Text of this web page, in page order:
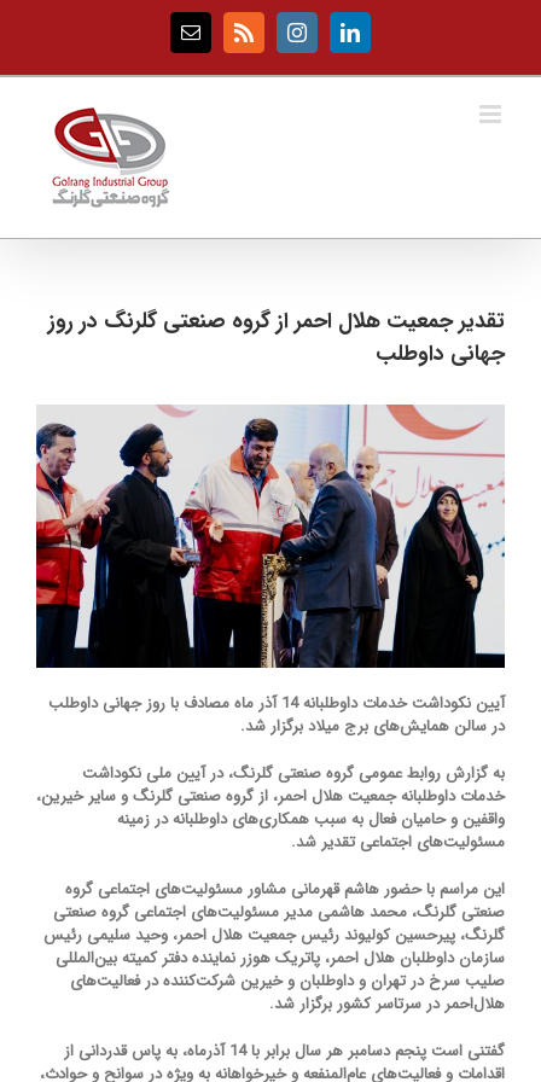
LinkedIn
Instagram
Rss
Email
تقدیر جمعیت هلال احمر از گروه صنعتی گلرنگ در روز
جهانی داوطلب
آیین نکوداشت خدمات داوطلبانه 14 آذر ماه مصادف با روز جهانی داوطلب
در سالن همایش‌های برج میلاد برگزار شد.
به گزارش روابط عمومی گروه صنعتی گلرنگ، در آیین ملی نکوداشت
خدمات داوطلبانه جمعیت هلال احمر، از گروه صنعتی گلرنگ و سایر خیرین،
واقفین و حامیان فعال به سبب همکاری‌های داوطلبانه در زمینه
مسئولیت‌های اجتماعی تقدیر شد.
این مراسم با حضور هاشم قهرمانی مشاور مسئولیت‌های اجتماعی گروه
صنعتی گلرنگ، محمد هاشمی مدیر مسئولیت‌های اجتماعی گروه صنعتی
گلرنگ، پیرحسین کولیوند رئیس جمعیت هلال احمر، وحید سلیمی رئیس
سازمان داوطلبان هلال احمر، پاتریک هوزر نماینده دفتر کمیته بین‌المللی
صلیب سرخ در تهران و داوطلبان و خیرین شرکت‌کننده در فعالیت‌های
هلال‌احمر در سرتاسر کشور برگزار شد.
گفتنی است پنجم دسامبر هر سال برابر با 14 آذرماه، به پاس قدردانی از
اقدامات و فعالیت‌های عام‌المنفعه و خیرخواهانه به ویژه در سوانح و حوادث،